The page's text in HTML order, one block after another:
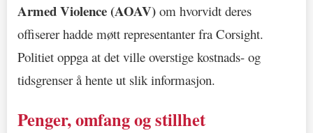
Armed Violence (AOAV) om hvorvidt deres
offiserer hadde møtt representanter fra Corsight.
Politiet oppga at det ville overstige kostnads- og
tidsgrenser å hente ut slik informasjon.
Penger, omfang og stillhet